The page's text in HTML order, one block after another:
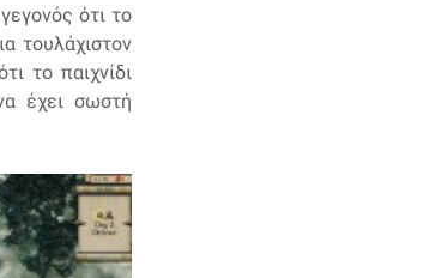
ότι το
τουλάχιστον
το παιχνίδι
έχει σωστή